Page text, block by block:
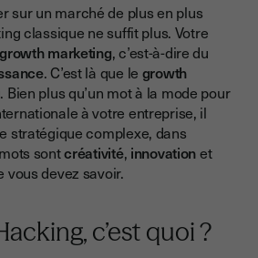
hacking
de growth hacking en 2025
et l’UX
sur un marché de plus en plus
classique ne suffit plus. Votre
growth marketing, c’est-à-dire du
. C’est là que le growth
Bien plus qu’un mot à la mode pour
à votre entreprise, il
stratégique complexe, dans
sontcréativité, innovationet
vous devez savoir.
c’est quoi ?